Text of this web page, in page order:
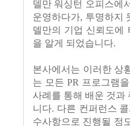
델만 워싱턴 오피스에
운영하다가, 투명하지
델만의 기업 신뢰도에
을 알게 되었습니다.
본사에서는 이러한 상
는 모든 PR 프로그램
사례를 통해 배운 것과
니다. 다른 컨퍼런스
수사항으로 진행될 정